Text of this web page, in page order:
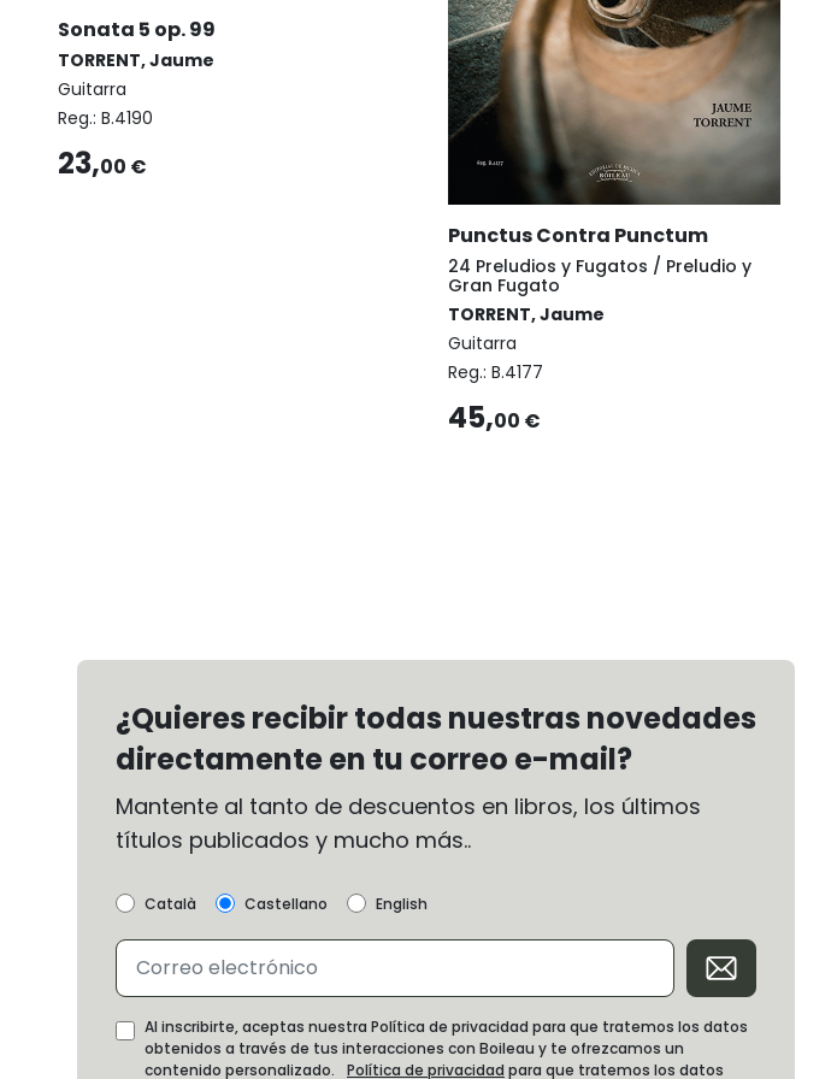
Sonata 5 op. 99
TORRENT, Jaume
Guitarra
Reg.: B.4190
23,00 €
Punctus Contra Punctum
24 Preludios y Fugatos / Preludio y
Gran Fugato
TORRENT, Jaume
Guitarra
Reg.: B.4177
45,00 €
¿Quieres recibir todas nuestras novedades
directamente en tu correo e-mail?
Mantente al tanto de descuentos en libros, los últimos
títulos publicados y mucho más..
Català Castellano English
Al inscribirte, aceptas nuestra Política de privacidad para que tratemos los datos
obtenidos a través de tus interacciones con Boileau y te ofrezcamos un
contenido personalizado. Política de privacidad para que tratemos los datos